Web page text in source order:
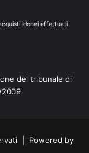
idonei effettuati
del tribunale di
2009
| Powered by